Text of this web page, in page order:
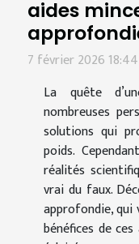
aides
7 février 2026 18:44
La quête
nombreuses
solutions qui
poids.
réalités
vrai du faux.
approfondie, qui
bénéfices de